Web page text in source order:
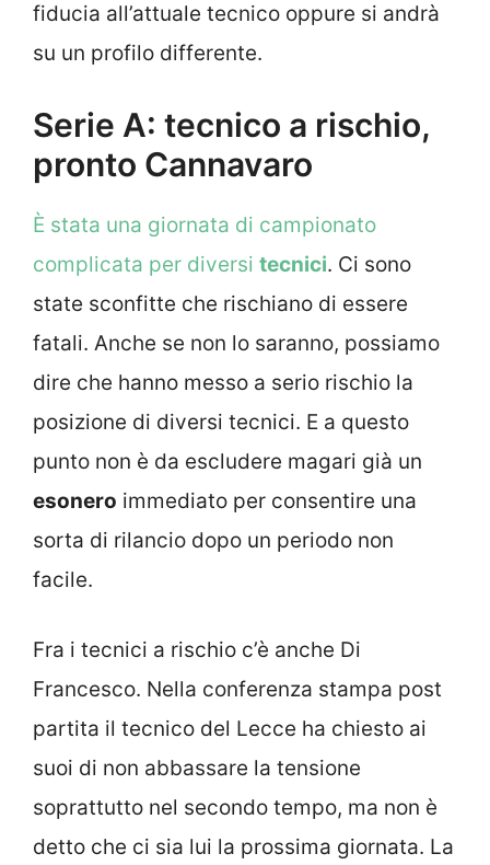
fiducia all’attuale tecnico oppure si andrà
su un profilo differente.
Serie A: tecnico a rischio,
pronto Cannavaro
È stata una giornata di campionato
complicata per diversi tecnici. Ci sono
state sconfitte che rischiano di essere
fatali. Anche se non lo saranno, possiamo
dire che hanno messo a serio rischio la
posizione di diversi tecnici. E a questo
punto non è da escludere magari già un
esonero immediato per consentire una
sorta di rilancio dopo un periodo non
facile.
Fra i tecnici a rischio c’è anche Di
Francesco. Nella conferenza stampa post
partita il tecnico del Lecce ha chiesto ai
suoi di non abbassare la tensione
soprattutto nel secondo tempo, ma non è
detto che ci sia lui la prossima giornata. La